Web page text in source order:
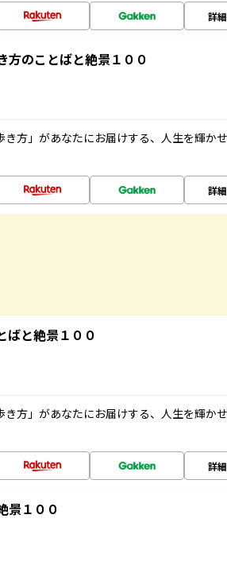
詳
方のことばと絶景１００
方」があなたにお届けする、人生を輝か
詳
ばと絶景１００
方」があなたにお届けする、人生を輝か
詳
景１００